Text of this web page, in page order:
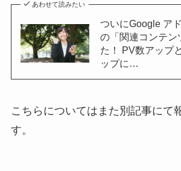
あわせて読みたい
ついにGoogle ア
の「関連コンテン
た！ PV数アップ
ップに…
こちらについてはまた別記事にて
す。